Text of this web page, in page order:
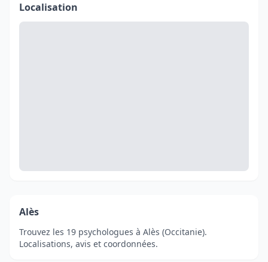
Localisation
Alès
Trouvez les 19 psychologues à Alès (Occitanie).
Localisations, avis et coordonnées.